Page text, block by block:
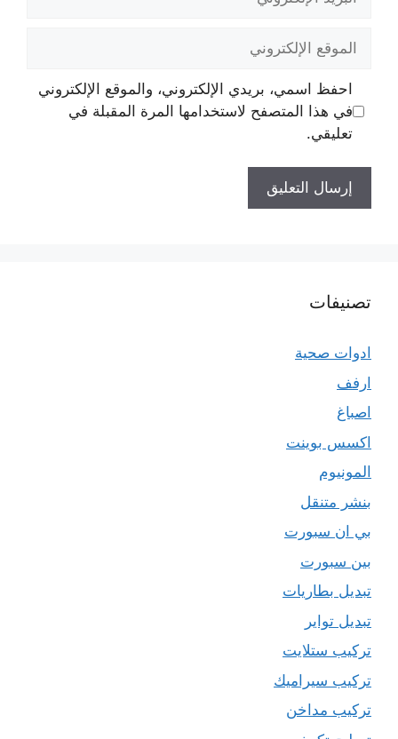
الإلكتروني
الإلكتروني
احفظ اسمي، بريدي الإلكتروني، والموقع الإلكتروني
في هذا المتصفح لاستخدامها المرة المقبلة في
تعليقي.
تصنيفات
ادوات صحية
ارفف
اصباغ
اكسس بوينت
المونيوم
بنشر متنقل
بي ان سبورت
بين سبورت
تبديل بطاريات
تبديل تواير
تركيب ستلايت
تركيب سيراميك
تركيب مداخن